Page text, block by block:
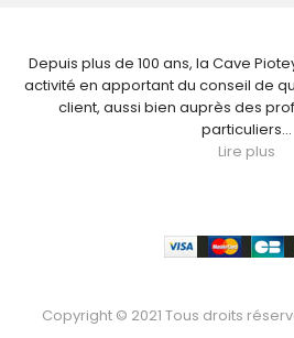
l’article
Depuis plus de 100 ans, la Cave
activité en apportant du conseil de
client, aussi bien auprès des
particuliers...
Lire plus
Copyright © 2021 Tous droits